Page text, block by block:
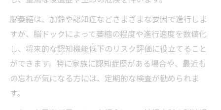
脳萎縮は、加齢や認知症などさまざまな要因で進行しま
すが、脳ドックによって萎縮の程度や進行速度を数値化
し、将来的な認知機能低下のリスク評価に役立てること
ができます。特に家族に認知症歴がある場合や、最近も
の忘れが気になる方には、定期的な検査が勧められま
す。